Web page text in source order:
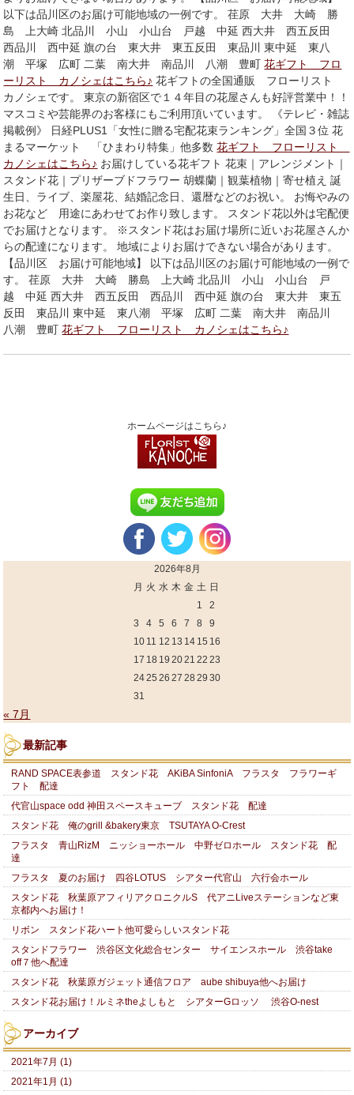
以下は品川区のお届け可能地域の一例です。 荏原 大井 大崎 勝
島 上大崎 北品川 小山 小山台 戸越 中延 西大井 西五反田
西品川 西中延 旗の台 東大井 東五反田 東品川 東中延 東八
潮 平塚 広町 二葉 南大井 南品川 八潮 豊町花ギフト フロ
ーリスト カノシェはこちら♪ 花ギフトの全国通販 フローリスト
カノシェです。 東京の新宿区で１４年目の花屋さんも好評営業中！！
マスコミや芸能界のお客様にもご利用頂いています。 《テレビ・雑誌
掲載例》 日経PLUS1「女性に贈る宅配花束ランキング」全国３位 花
まるマーケット 「ひまわり特集」他多数花ギフト フローリスト
カノシェはこちら♪ お届けしている花ギフト 花束｜アレンジメント｜
スタンド花｜プリザーブドフラワー 胡蝶蘭｜観葉植物｜寄せ植え 誕
生日、ライブ、楽屋花、結婚記念日、還暦などのお祝い。 お悔やみの
お花など 用途にあわせてお作り致します。 スタンド花以外は宅配便
でお届けとなります。 ※スタンド花はお届け場所に近いお花屋さんか
らの配達になります。 地域によりお届けできない場合があります。
【品川区 お届け可能地域】 以下は品川区のお届け可能地域の一例で
す。 荏原 大井 大崎 勝島 上大崎 北品川 小山 小山台 戸
越 中延 西大井 西五反田 西品川 西中延 旗の台 東大井 東五
反田 東品川 東中延 東八潮 平塚 広町 二葉 南大井 南品川
八潮 豊町花ギフト フローリスト カノシェはこちら♪
ホームページはこちら♪
2026年8月
月 火 水 木 金 土 日
1
2
3
4 5 6 7 8
9
10 11 12 13 14 15 16
17 18 19 2021 22 23
2425 26 27 28 29 30
31
« 7月
最新記事
RAND SPACE表参道 スタンド花 AKiBA SinfoniA フラスタ フラワーギ
フト 配達
代官山space odd 神田スペースキューブ スタンド花 配達
スタンド花 俺のgrill &bakery東京 TSUTAYA O-Crest
フラスタ 青山RizM ニッショーホール 中野ゼロホール スタンド花 配
達
フラスタ 夏のお届け 四谷LOTUS シアター代官山 六行会ホール
スタンド花 秋葉原アフィリアクロニクルS 代アニLiveステーションなど東
京都内へお届け！
リボン スタンド花ハート他可愛らしいスタンド花
スタンドフラワー 渋谷区文化総合センター サイエンスホール 渋谷take
off７他へ配達
スタンド花 秋葉原ガジェット通信フロア aube shibuya他へお届け
スタンド花お届け！ルミネtheよしもと シアターGロッソ 渋谷O-nest
アーカイブ
2021年7月 (1)
2021年1月 (1)